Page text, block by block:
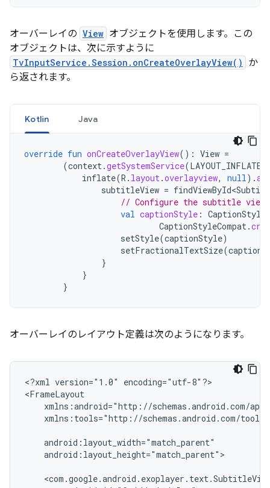
オーバーレイの View オブジェクトを使用します。この
オブジェクトは、次に示すように
TvInputService.Session.onCreateOverlayView()
か
ら返されます。
Kotlin Java
override fun onCreateOverlayView(): View =
(context.getSystemService(
inflate(R . layout.overlayview, null).
subtitleView =
// Configure the subtitle view.
val captionStyle :
CaptionStyleCompat.
setStyle(captionStyle)
setFractionalTextSize(
}
}
}
オーバーレイのレイアウト定義は次のようになります。
<?xml version="1.0"
encoding="utf-8"?>
xmlns:tools="http://schemas.android.com/tools"
android:layout_height="match_parent">